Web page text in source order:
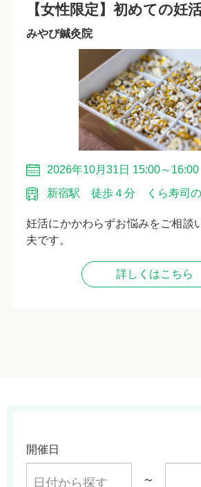
【女性限定】初めての
みやび鍼灸院
2026年10月31日 15:00～16:00
新宿駅 徒歩４分 くら寿司の
妊活にかかわらずお悩みをご相談
夫です。
詳しくはこちら
開催日
～